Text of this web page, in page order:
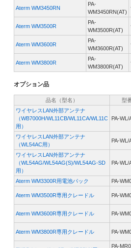
Aterm WM3450RN
PA-
WM3450RN(AT)
Aterm WM3500R
PA-
WM3500R(AT)
Aterm WM3600R
PA-
WM3600R(AT)
Aterm WM3800R
PA-
WM3800R(AT)
オプション品
品名（型名） 型
ワイヤレスLAN外部アンテナ
（WB7000H/WL11CB/WL11CA/WL11C
用）
PA-WL/
ワイヤレスLAN外部アンテナ
（WL54AC用）
PA-WL/
ワイヤレスLAN外部アンテナ
（WL54AG/WL54AG(S)/WL54AG-SD
用）
PA-WL/
Aterm WM3300R用電池パック PA-
Aterm WM3500R専用クレードル PA-
Aterm WM3600R専用クレードル PA-
Aterm WM3800R専用クレードル PA-
PA-